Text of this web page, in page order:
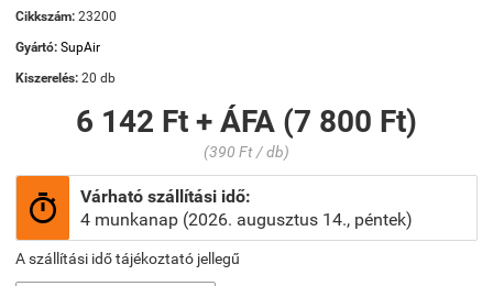
Cikkszám: 23200
Gyártó: SupAir
Kiszerelés: 20 db
6 142 Ft + ÁFA (7 800 Ft)
(390 Ft / db)

Várható szállítási idő:
4 munkanap (2026. augusztus 14., péntek)
A szállítási idő tájékoztató jellegű